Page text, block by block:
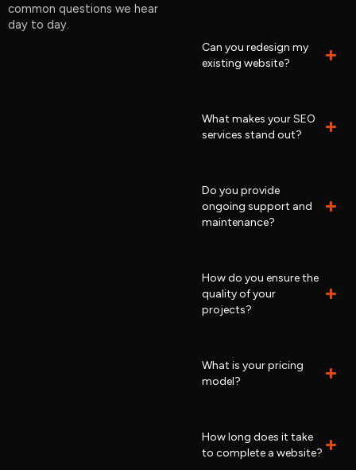
common questions we hear
day to day.
Can you redesign my
existing website?
What makes your SEO
services stand out?
Do you provide
ongoing support and
maintenance?
How do you ensure the
quality of your
projects?
What is your pricing
model?
How long does it take
to complete a website?